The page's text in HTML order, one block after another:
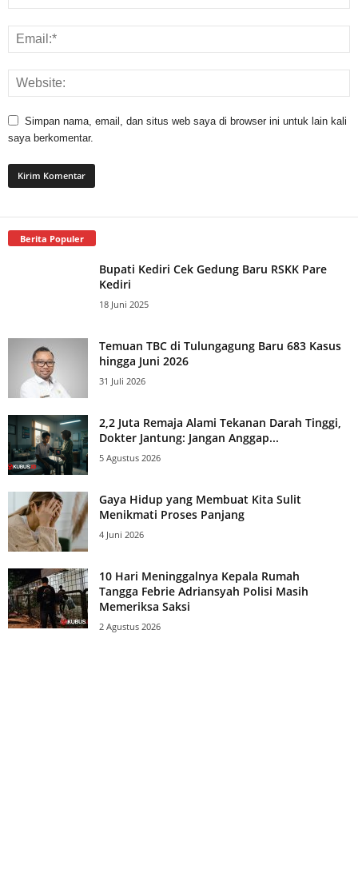
Simpan nama, email, dan situs web saya di browser ini untuk lain kali
saya berkomentar.
Berita Populer
Bupati Kediri Cek Gedung Baru RSKK Pare
Kediri
18 Juni 2025
Temuan TBC di Tulungagung Baru 683 Kasus
hingga Juni 2026
31 Juli 2026
2,2 Juta Remaja Alami Tekanan Darah Tinggi,
Dokter Jantung: Jangan Anggap...
5 Agustus 2026
Gaya Hidup yang Membuat Kita Sulit
Menikmati Proses Panjang
4 Juni 2026
10 Hari Meninggalnya Kepala Rumah
Tangga Febrie Adriansyah Polisi Masih
Memeriksa Saksi
2 Agustus 2026